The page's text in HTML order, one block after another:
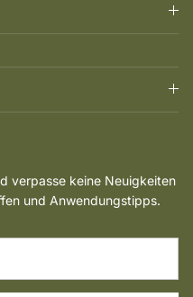
verpasse keine Neuigkeiten
und Anwendungstipps.